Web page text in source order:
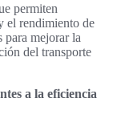
permiten
el rendimiento de
para mejorar la
del transporte
a la eficiencia